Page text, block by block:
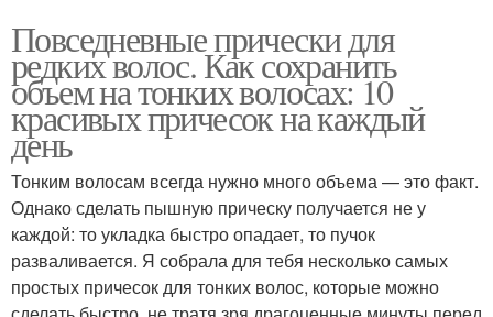
Повседневные прически для
редких волос. Как сохранить
объем на тонких волосах: 10
красивых причесок на каждый
день
Тонким волосам всегда нужно много объема — это факт.
Однако сделать пышную прическу получается не у
каждой: то укладка быстро опадает, то пучок
разваливается. Я собрала для тебя несколько самых
простых причесок для тонких волос, которые можно